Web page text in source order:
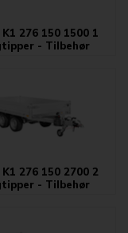
276 150 1500 1
- Tilbehør
276 150 2700 2
- Tilbehør